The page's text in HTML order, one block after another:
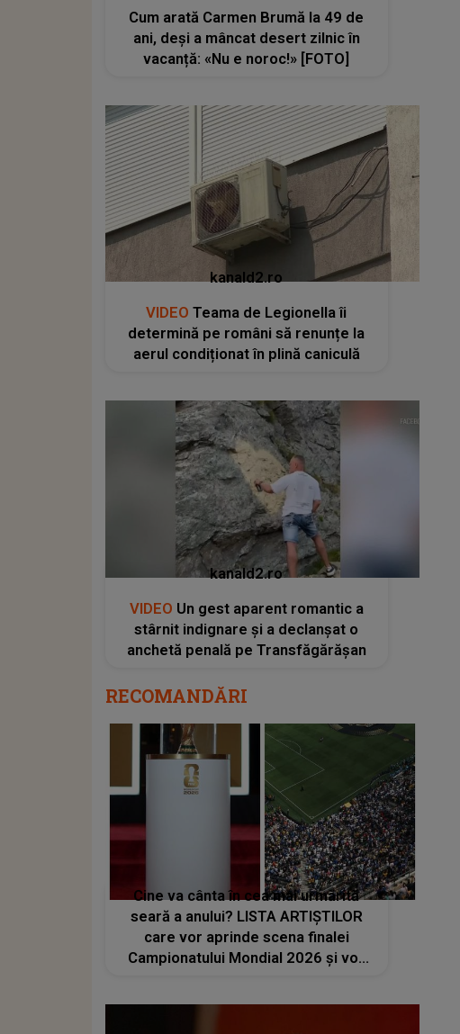
Cum arată Carmen Brumă la 49 de
ani, deși a mâncat desert zilnic în
vacanță: «Nu e noroc!» [FOTO]
kanald2.ro
VIDEO Teama de Legionella îi
determină pe români să renunțe la
aerul condiționat în plină caniculă
kanald2.ro
VIDEO Un gest aparent romantic a
stârnit indignare și a declanșat o
anchetă penală pe Transfăgărășan
RECOMANDĂRI
Cine va cânta în cea mai urmărită
seară a anului? LISTA ARTIȘTILOR
care vor aprinde scena finalei
Campionatului Mondial 2026 și vor